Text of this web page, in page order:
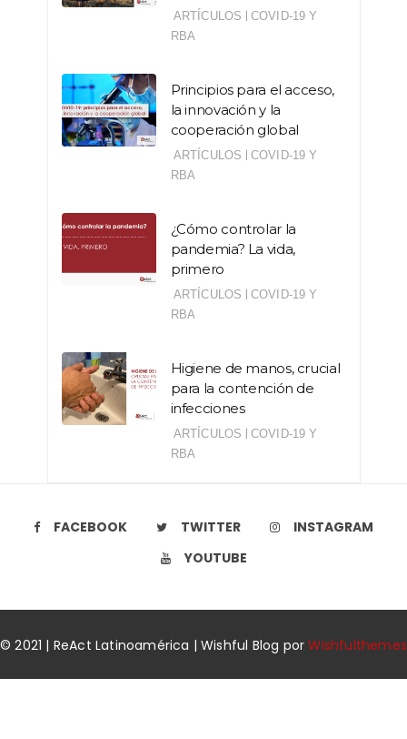
ARTÍCULOS | COVID-19 Y
RBA
Principios para el acceso,
la innovación y la
cooperación global
ARTÍCULOS | COVID-19 Y
RBA
¿Cómo controlar la
pandemia? La vida,
primero
ARTÍCULOS | COVID-19 Y
RBA
Higiene de manos, crucial
para la contención de
infecciones
ARTÍCULOS | COVID-19 Y
RBA
FACEBOOK TWITTER
INSTAGRAM
YOUTUBE
© 2021 | ReAct Latinoamérica | Wishful Blog porWishfulthemes